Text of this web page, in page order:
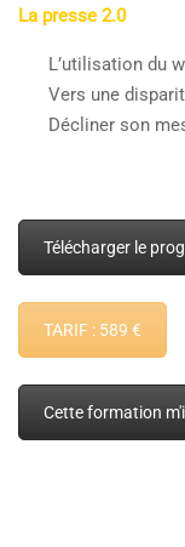
La presse 2.0
L’utilisation du
Vers une
Décliner son
Télécharger le
TARIF : 589 €
Cette formation